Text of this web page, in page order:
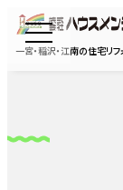
一宮・稲沢・江南の住宅リ